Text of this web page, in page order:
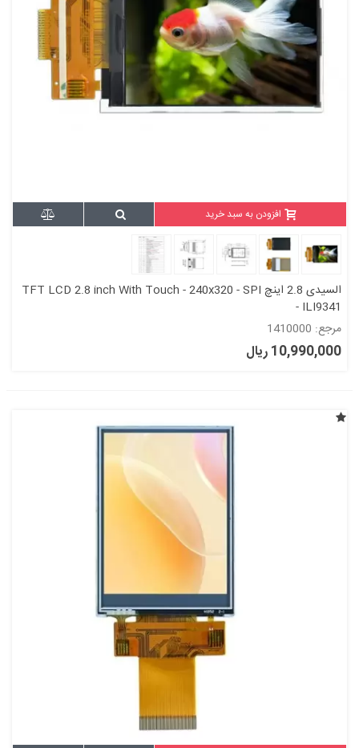
افزودن به سبد خرید
السیدی 2.8 اینچ TFT LCD 2.8 inch With Touch - 240x320 - SPI
- ILI9341
مرجع: 1410000
10,990,000 ریال